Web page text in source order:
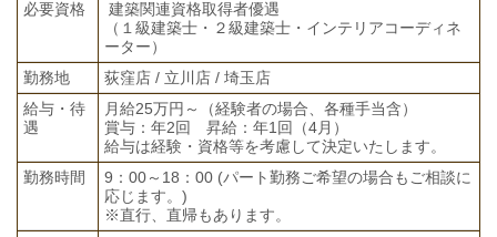
必要資格
建築関連資格取得者優遇
（１級建築士・２級建築士・インテリアコーディネ
ーター）
勤務地
荻窪店 / 立川店 / 埼玉店
給与・待
遇
月給25万円～（経験者の場合、各種手当含）
賞与：年2回 昇給：年1回（4月）
給与は経験・資格等を考慮して決定いたします。
勤務時間
9：00～18：00 (パート勤務ご希望の場合もご相談に
応じます。)
※直行、直帰もあります。